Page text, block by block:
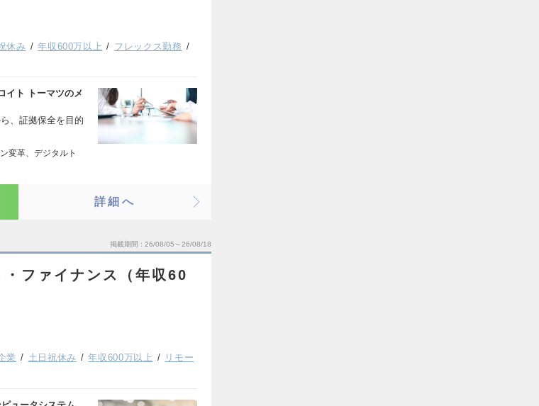
休み 年収600万以上
フレックス勤務
イト トーマツのメ
、証拠保全を目的
変革、デジタルト
詳細へ
掲載期間 26/08/05～26/08/18
・ファイナンス（年収60
業 土日祝休み 年収600万以上
リモー